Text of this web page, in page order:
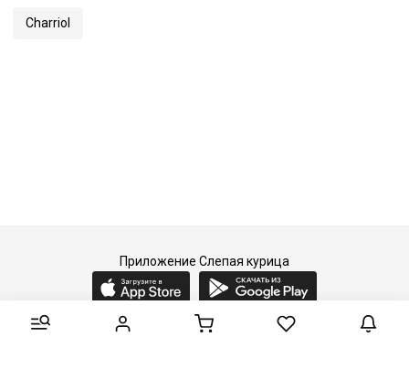
Charriol
Приложение Слепая курица
2015-2026 © Слепая курица - fashion concept store.